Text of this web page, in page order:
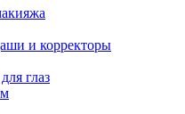
и корректоры
глаз